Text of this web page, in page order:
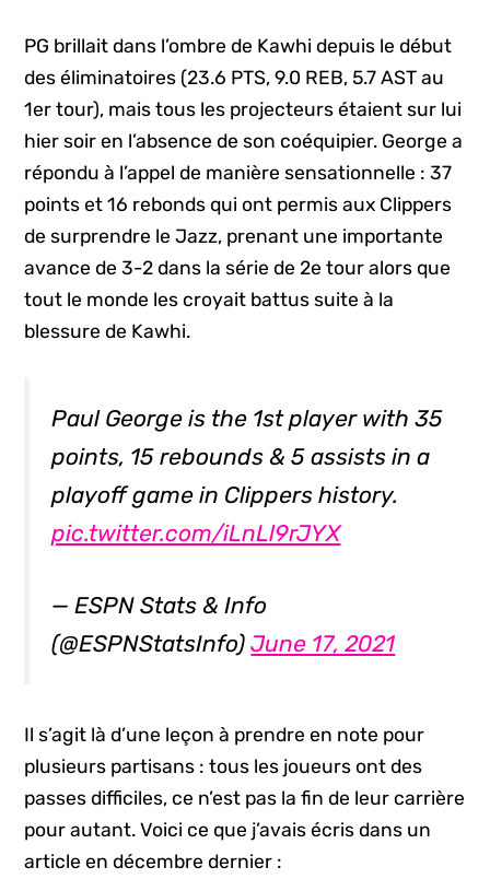
PG brillait dans l’ombre de Kawhi depuis le début
des éliminatoires (23.6 PTS, 9.0 REB, 5.7 AST au
1er tour), mais tous les projecteurs étaient sur lui
hier soir en l’absence de son coéquipier. George a
répondu à l’appel de manière sensationnelle : 37
points et 16 rebonds qui ont permis aux Clippers
de surprendre le Jazz, prenant une importante
avance de 3-2 dans la série de 2e tour alors que
tout le monde les croyait battus suite à la
blessure de Kawhi.
Paul George is the 1st player with 35
points, 15 rebounds & 5 assists in a
playoff game in Clippers history.
pic.twitter.com/iLnLl9rJYX
— ESPN Stats & Info
(@ESPNStatsInfo)June 17, 2021
Il s’agit là d’une leçon à prendre en note pour
plusieurs partisans : tous les joueurs ont des
passes difficiles, ce n’est pas la fin de leur carrière
pour autant. Voici ce que j’avais écris dans un
article en décembre dernier :